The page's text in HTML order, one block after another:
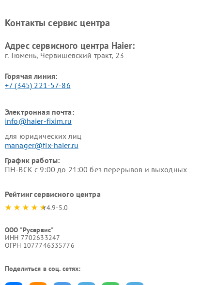
Ремонт роботов-пылесосов
Ремонт посудомоечных
Контакты сервис центра
Адрес сервисного центра Haier:
г. Тюмень, ​Червишевский тракт, 23
Горячая линия:
+7 (345) 221-57-86
Электронная почта:
info@haier-fixim.ru
для юридических лиц
manager@fix-haier.ru
График работы:
ПН-ВСК с 9:00 до 21:00 без перерывов и выходных
Рейтинг сервисного центра
4.9-5.0
ООО "Русервис"
ИНН 7702633247
ОГРН 1077746335776
Поделиться в соц. сетях: